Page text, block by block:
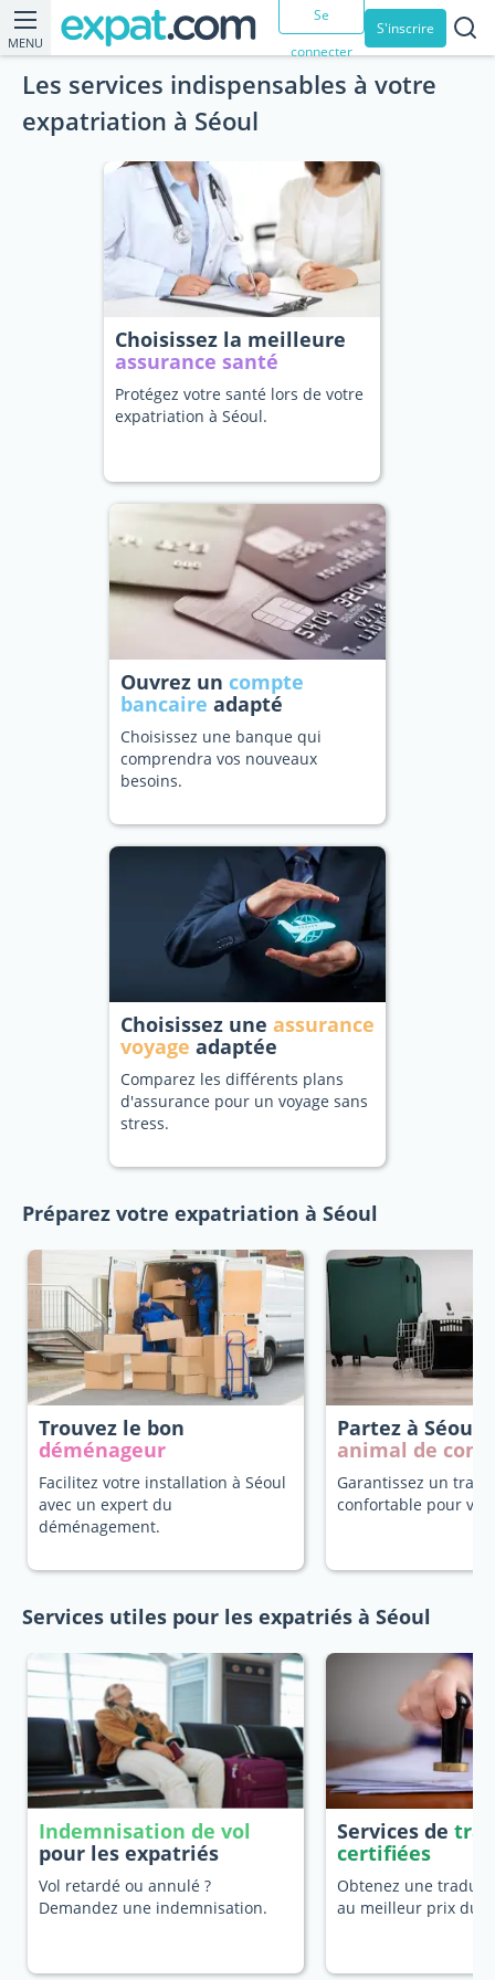
MENU
Se
connecter
S'inscrire
Les services indispensables à votre
expatriation à Séoul
Choisissez la meilleure
assurance santé
Protégez votre santé lors de votre
expatriation à Séoul.
Ouvrez un compte
bancaire adapté
Choisissez une banque qui
comprendra vos nouveaux
besoins.
Choisissez une assurance
voyage adaptée
Comparez les différents plans
d'assurance pour un voyage sans
stress.
Préparez votre expatriation à Séoul
Trouvez le bon
déménageur
Facilitez votre installation à Séoul
avec un expert du
déménagement.
Partez à Séoul
animal de
Garantissez un
confortable pour
Services utiles pour les expatriés à Séoul
Indemnisation de vol
pour les expatriés
Vol retardé ou annulé ?
Demandez une indemnisation.
Services de
certifiées
Obtenez une
au meilleur prix du